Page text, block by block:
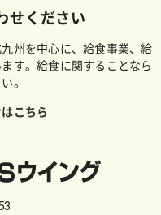
せください
州を中心に、給食事業、給
す。給食に関することなら
。
こちら